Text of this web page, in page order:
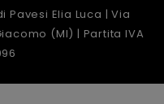
Pavesi Elia Luca | Via
(MI) | Partita IVA